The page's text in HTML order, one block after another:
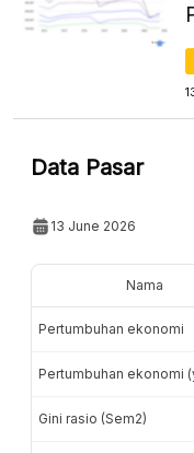
Data Pasar
13 June 2026
Nama
Pertumbuhan ekonomi
Pertumbuhan ekonomi
Gini rasio (Sem2)